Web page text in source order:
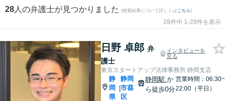
28 人の弁護士が見つかりました (検索結果について詳しくは こちら)
28件中 1-28件を表示
日野 卓郎 弁
護士
インタビューを
見る
東京スタートアップ法律事務所 静岡支店
静
岡
県
|
静岡
市葵
区
静岡駅 か
ら徒歩0分
営業時間：06:30~
22:00（平日）